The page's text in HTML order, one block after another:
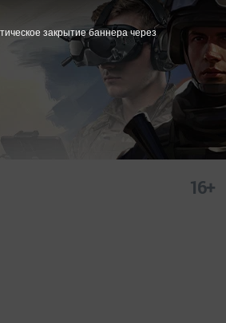
16+
закрытие баннера через